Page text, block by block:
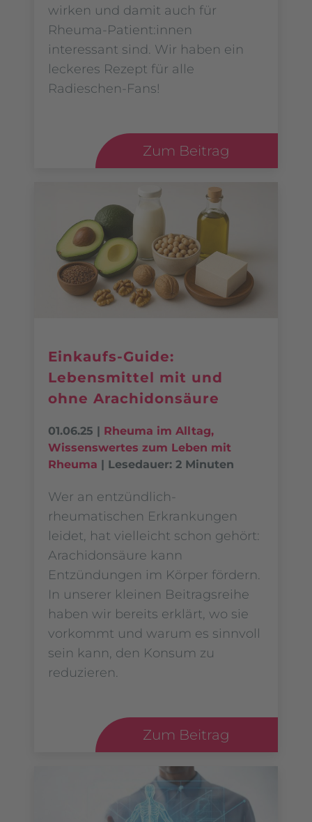
wirken und damit auch für
Rheuma-Patient:innen
interessant sind. Wir haben ein
leckeres Rezept für alle
Radieschen-Fans!
Zum Beitrag
Einkaufs-Guide:
Lebensmittel mit und
ohne Arachidonsäure
01.06.25 | Rheuma im Alltag,
Wissenswertes zum Leben mit
Rheuma | Lesedauer: 2 Minuten
Wer an entzündlich-
rheumatischen Erkrankungen
leidet, hat vielleicht schon gehört:
Arachidonsäure kann
Entzündungen im Körper fördern.
In unserer kleinen Beitragsreihe
haben wir bereits erklärt, wo sie
vorkommt und warum es sinnvoll
sein kann, den Konsum zu
reduzieren.
Zum Beitrag